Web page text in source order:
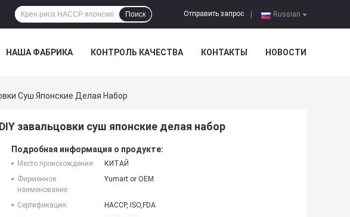
Russian
Отправить запрос
Поиск
НАША ФАБРИКА КОНТРОЛЬ КАЧЕСТВА КОНТАКТЫ НОВОСТИ
Суш Японские Делая Набор
завальцовки суш японские делая набор
Подробная информация о продукте:
Место происхождения:
КИТАЙ
Фирменное
наименование:
Yumart or OEM
Сертификация:
HACCP, ISO,FDA